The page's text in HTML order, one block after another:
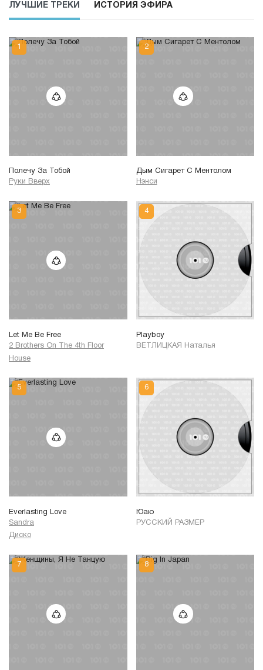
ЛУЧШИЕ ТРЕКИ ИСТОРИЯ ЭФИРА
Полечу За Тобой
Руки Вверх
Дым Сигарет С Ментолом
Нэнси
Let Me Be Free
2 Brothers On The 4th Floor
House
Playboy
ВЕТЛИЦКАЯ Наталья
Everlasting Love
Sandra
Диско
Юаю
РУССКИЙ РАЗМЕР